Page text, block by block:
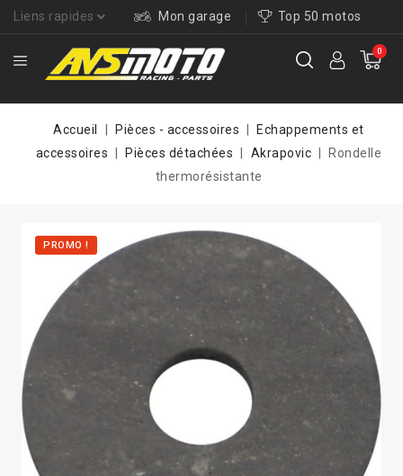
Liens rapides Mon garage Top 50 motos
0
Accueil Pièces - accessoires
Echappements et
accessoires
Pièces détachées Akrapovic
Rondelle
thermorésistante
PROMO !